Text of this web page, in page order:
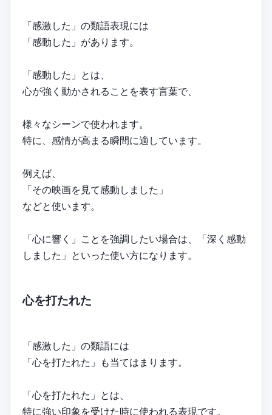
「感激した」の類語表現には
「感動した」があります。
「感動した」とは、
心が強く動かされることを表す言葉で、
様々なシーンで使われます。
特に、感情が高まる瞬間に適しています。
例えば、
「その映画を見て感動しました」
などと使います。
「心に響く」ことを強調したい場合は、「深く感動
しました」といった使い方になります。
心を打たれた
「感激した」の類語には
「心を打たれた」も当てはまります。
「心を打たれた」とは、
特に強い印象を受けた時に使われる表現です。